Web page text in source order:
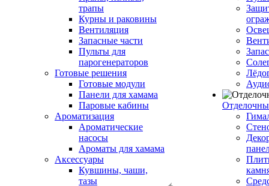
трапы
Курны и раковины
Вентиляция
Запасные части
Пульты для
парогенераторов
Готовые решения
Готовые модули
Панели для хамама
Паровые кабины
Ароматизация
Ароматические
насосы
Ароматы для хамама
Аксессуары
Кувшины, чаши,
тазы